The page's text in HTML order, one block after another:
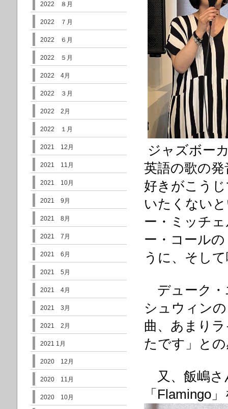
ジャズボー
英語の歌の
好きがこう
いたくない
ー・ミッチ
ー・コール
うに、そし
デューク・
シュウィンの
曲、あまり
たです」と
又、飯嶋さ
「Flamingo
2022 ８月
2022 ７月
2022 ６月
2022 ５月
2022 4月
2022 ３月
2022 2月
2022 １月
2021 12月
2021 11月
2021 10月
2021 9月
2021 8月
2021 7月
2021 6月
2021 5月
2021 4月
2021 3月
2021 2月
2021 1月
2020 12月
2020 11月
2020 10月